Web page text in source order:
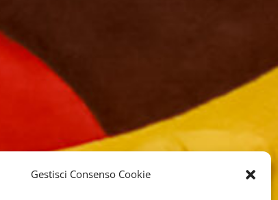
Gestisci Consenso Cookie